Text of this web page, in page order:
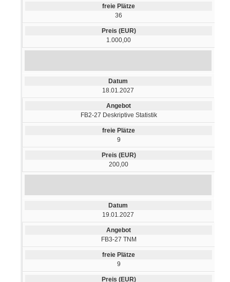
36
1.000,00
18.01.2027
FB2-27 Deskriptive Statistik
9
200,00
19.01.2027
FB3-27 TNM
9